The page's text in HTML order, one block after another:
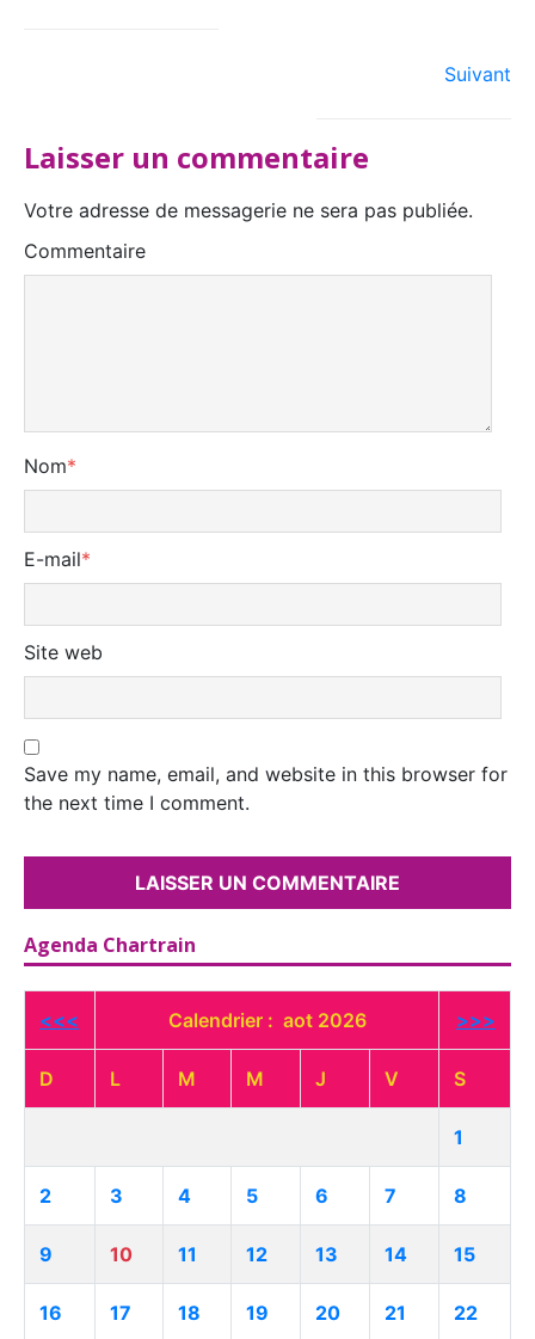
Suivant
Laisser un commentaire
Votre adresse de messagerie ne sera pas publiée.
Commentaire
Nom*
E-mail*
Site web
Save my name, email, and website in this browser for
the next time I comment.
Agenda Chartrain
<<< Calendrier : aot 2026 >>>
D L M M J V S
1
2 3 4 5 6 7 8
9 10 11 12 13 14 15
16 17 18 19 20 21 22